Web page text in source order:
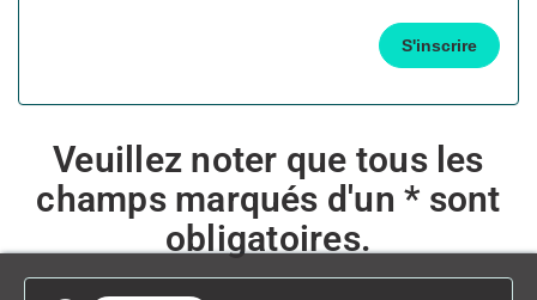
Veuillez noter que tous les
champs marqués d'un * sont
obligatoires.